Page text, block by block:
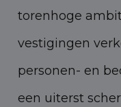
torenhoge
vestigingen
personen- en
een uiterst